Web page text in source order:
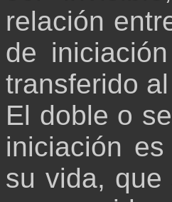
relación
de
transferido
El doble o
iniciación
su vida, que